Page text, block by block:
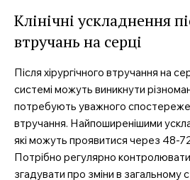
Клінічні ускладнення
втручань на серці
Після хірургічного втручання на
системі можуть виникнути
потребують уважного
втручання. Найпоширенішими
які можуть проявитися через 48-72
Потрібно регулярно
згадувати про зміни в загальному